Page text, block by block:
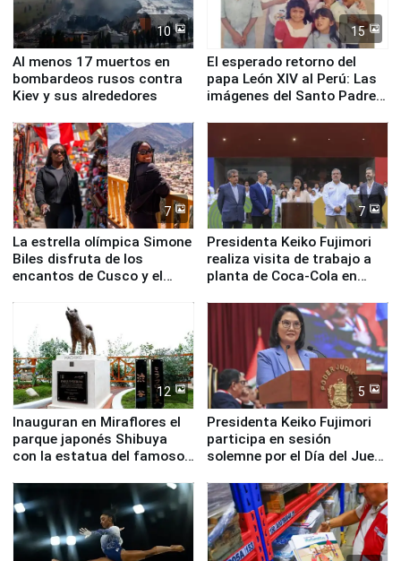
10
Al menos 17 muertos en
bombardeos rusos contra
Kiev y sus alrededores
15
El esperado retorno del
papa León XIV al Perú: Las
imágenes del Santo Padre
7
La estrella olímpica Simone
Biles disfruta de los
encantos de Cusco y el
7
Presidenta Keiko Fujimori
realiza visita de trabajo a
planta de Coca-Cola en
12
Inauguran en Miraflores el
parque japonés Shibuya
con la estatua del famoso
5
Presidenta Keiko Fujimori
participa en sesión
solemne por el Día del Juez